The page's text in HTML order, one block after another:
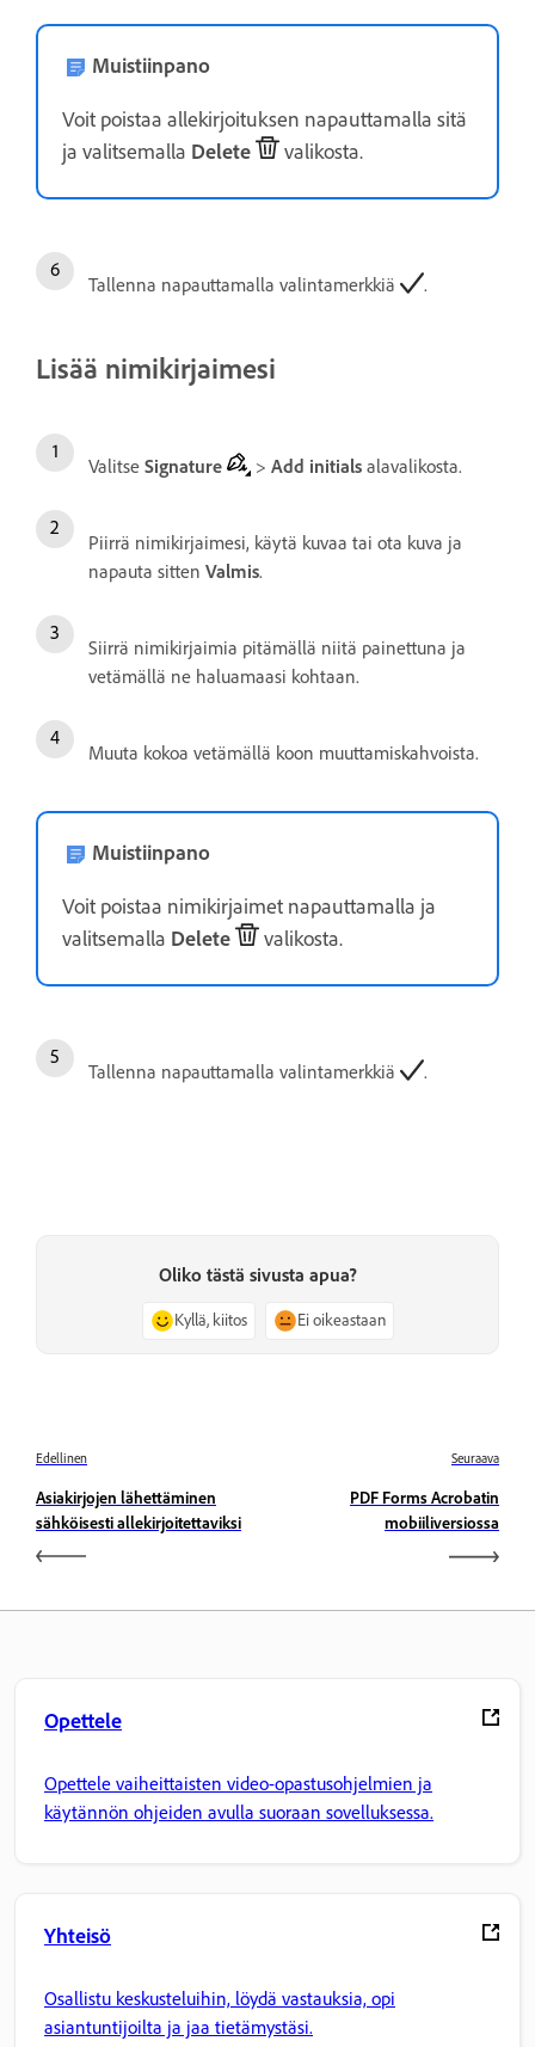
Muistiinpano
Voit poistaa allekirjoituksen napauttamalla sitä
ja valitsemalla Delete valikosta.
Tallenna napauttamalla valintamerkkiä .
Lisää nimikirjaimesi
Valitse Signature > Add initials alavalikosta.
Piirrä nimikirjaimesi, käytä kuvaa tai ota kuva ja
napauta sitten Valmis.
Siirrä nimikirjaimia pitämällä niitä painettuna ja
vetämällä ne haluamaasi kohtaan.
Muuta kokoa vetämällä koon muuttamiskahvoista.
Muistiinpano
Voit poistaa nimikirjaimet napauttamalla ja
valitsemalla Delete valikosta.
Tallenna napauttamalla valintamerkkiä .
Oliko tästä sivusta apua?
Kyllä, kiitos Ei oikeastaan
Edellinen
Asiakirjojen lähettäminen
sähköisesti allekirjoitettaviksi
Seuraava
PDF Forms Acrobatin
mobiiliversiossa
Opettele
Opettele vaiheittaisten video-opastusohjelmien ja
käytännön ohjeiden avulla suoraan sovelluksessa.
Yhteisö
Osallistu keskusteluihin, löydä vastauksia, opi
asiantuntijoilta ja jaa tietämystäsi.